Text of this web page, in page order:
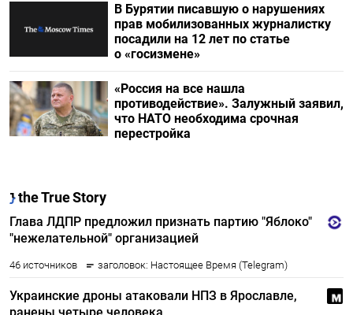
В Бурятии писавшую о нарушениях
прав мобилизованных журналистку
посадили на 12 лет по статье
о «госизмене»
«Россия на все нашла
противодействие». Залужный заявил,
что НАТО необходима срочная
перестройка